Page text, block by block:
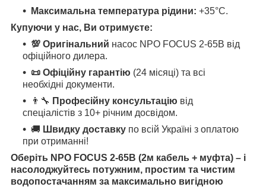
Максимальна температура рідини: +35°С.
Купуючи у нас, Ви отримуєте:
💯 Оригінальний насос NPO FOCUS 2-65B від
офіційного дилера.
📜 Офіційну гарантію (24 місяці) та всі
необхідні документи.
👨‍🔧 Професійну консультацію від
спеціалістів з 10+ річним досвідом.
🚚 Швидку доставку по всій Україні з оплатою
при отриманні!
Оберіть NPO FOCUS 2-65B (2м кабель + муфта) – і
насолоджуйтесь потужним, простим та чистим
водопостачанням за максимально вигідною